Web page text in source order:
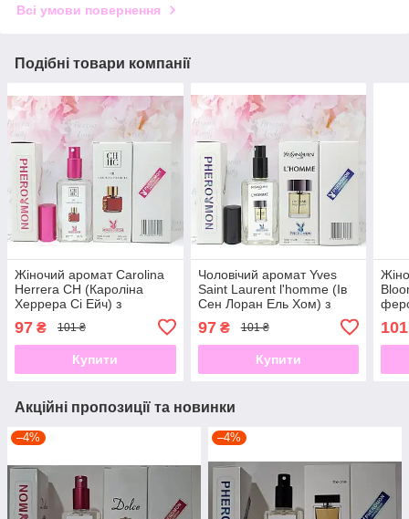
Всі умови повернення
Подібні товари компанії
Жіночий аромат Carolina
Herrera CH (Кароліна
Херрера Сі Ейч) з
97 ₴ 101 ₴
Купити
Чоловічий аромат Yves
Saint Laurent l'homme (Ів
Сен Лоран Ель Хом) з
97₴ 101 ₴
Купити
101
Акційні пропозиції та новинки
–4% –4%